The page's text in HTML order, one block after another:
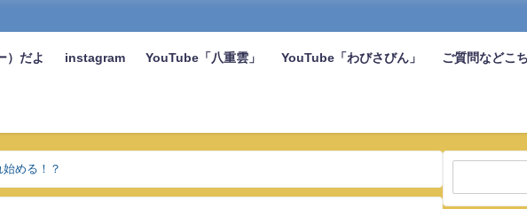
）だよ instagram YouTube「八重雲」 YouTube「わびさびん」 ご質問などこ
める！？